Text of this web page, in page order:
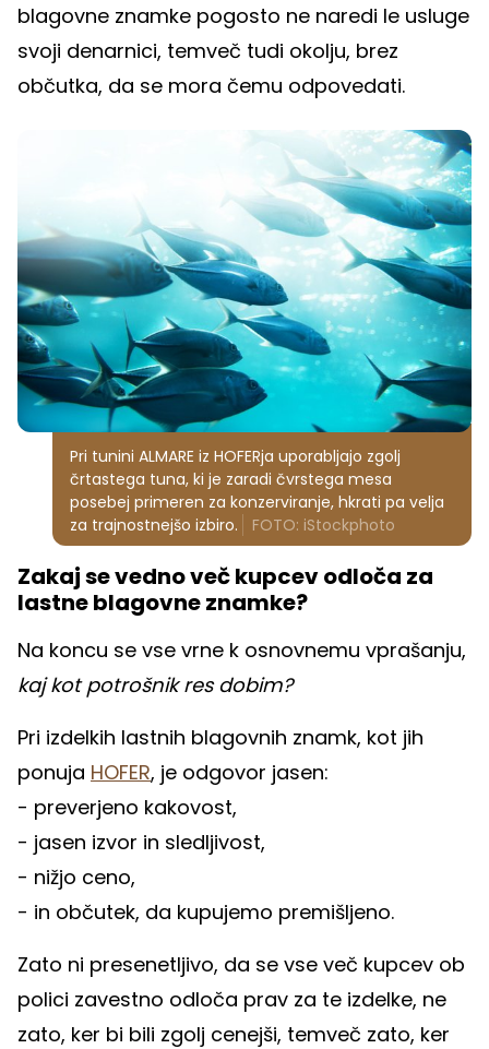
blagovne znamke pogosto ne naredi le usluge
svoji denarnici, temveč tudi okolju, brez
občutka, da se mora čemu odpovedati.
Pri tunini ALMARE iz HOFERja uporabljajo zgolj
črtastega tuna, ki je zaradi čvrstega mesa
posebej primeren za konzerviranje, hkrati pa velja
za trajnostnejšo izbiro.
FOTO: iStockphoto
Zakaj se vedno več kupcev odloča za
lastne blagovne znamke?
Na koncu se vse vrne k osnovnemu vprašanju,
kaj kot potrošnik res dobim?
Pri izdelkih lastnih blagovnih znamk, kot jih
ponuja HOFER, je odgovor jasen:
- preverjeno kakovost,
- jasen izvor in sledljivost,
- nižjo ceno,
- in občutek, da kupujemo premišljeno.
Zato ni presenetljivo, da se vse več kupcev ob
polici zavestno odloča prav za te izdelke, ne
zato, ker bi bili zgolj cenejši, temveč zato, ker